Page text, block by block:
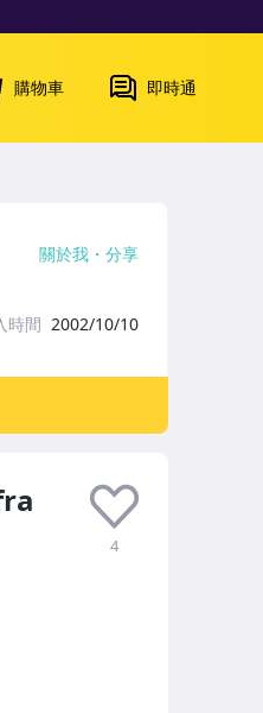
購物車 即時通
4
關於我 分享
時間 2002/10/10